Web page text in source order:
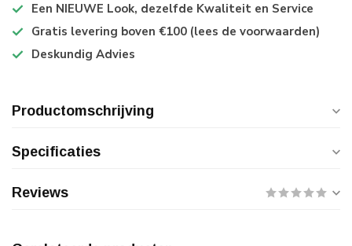
Een NIEUWE Look, dezelfde Kwaliteit en Service
Gratis levering boven €100 (lees de voorwaarden)
Deskundig Advies
Productomschrijving
Specificaties
Reviews